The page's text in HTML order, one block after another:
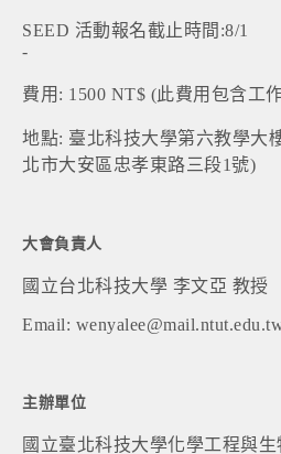
SEED 活動報名截止時間:8/1
-
費用: 1500 NT$ (此費用包含工
地點: 臺北科技大學第六教學大
北市大安區忠孝東路三段1號)
大會負責人
國立台北科技大學 李文亞 教授
Email:
主辦單位
國立臺北科技大學化學工程與生